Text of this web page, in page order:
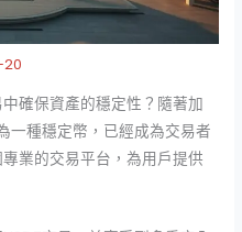
確保資產的穩定性？隨著加
一種穩定幣，已經成為交易者
業的交易平台，為用戶提供